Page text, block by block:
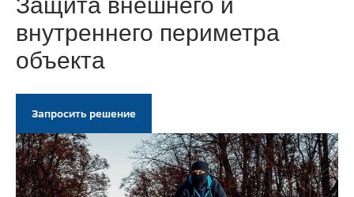
внутреннего периметра
объекта
Запросить решение